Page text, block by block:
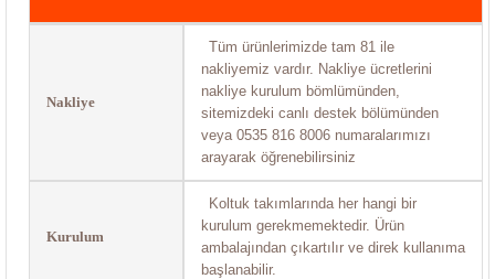
Nakliye
Tüm ürünlerimizde tam 81 ile
nakliyemiz vardır. Nakliye ücretlerini
nakliye kurulum bömlümünden,
sitemizdeki canlı destek bölümünden
veya 0535 816 8006 numaralarımızı
arayarak öğrenebilirsiniz
Kurulum
Koltuk takımlarında her hangi bir
kurulum gerekmemektedir. Ürün
ambalajından çıkartılır ve direk kullanıma
başlanabilir.